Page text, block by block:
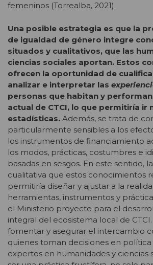
femeninos (Torrealba, 2021).
Una posible estrategia es que la
de igualdad de género integre
situados y cualitativos, que las
ciencias sociales aportan. Estos
ofrecen la oportunidad de
analizar e interpretar las
personas que habitan y
actual de CTCI, lo que permitiría ir
estadísticas. Además, se trata de
particularmente sensibles a los
los instrumentos de financiamiento
los modos, prácticas, costumbres e
basadas en sesgos. En este sentido,
cualitativa que estos conocimientos
permitiría diseñar y ajustar a la
herramientas, instrumentos y
el Ministerio proyecte para el
integral del ecosistema local de
fomentar y asegurar el intercambio
quienes toman decisiones en
expertos en humanidades y ciencias